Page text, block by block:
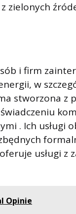
zielonych
i firm
w
stworzona z
. Ich usługi
usługi z
Opinie